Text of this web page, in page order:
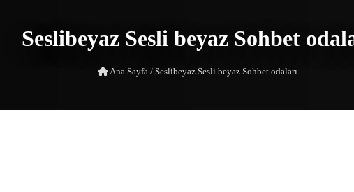
Seslibeyaz Sesli beyaz Sohbet
Ana Sayfa / Seslibeyaz Sesli beyaz Sohbet odaları